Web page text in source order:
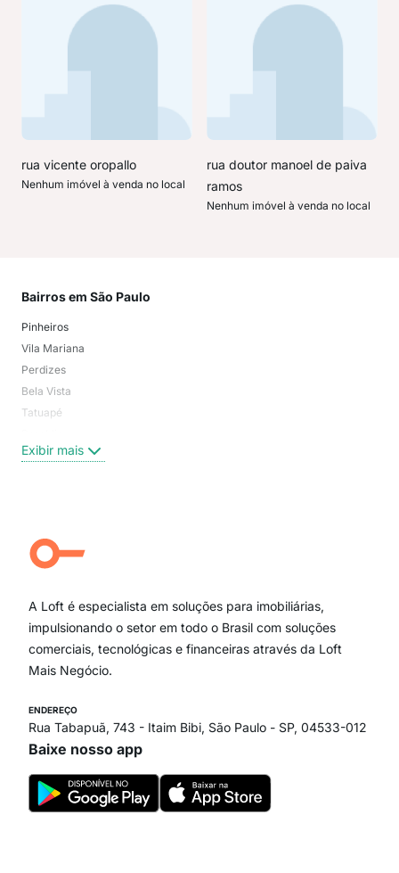
rua vicente oropallo
Nenhum imóvel à venda no local
rua doutor manoel de paiva
ramos
Nenhum imóvel à venda no local
Bairros em São Paulo
Pinheiros
Vila Mariana
Perdizes
Bela Vista
Tatuapé
Centro
Campo Belo
Ipiranga
Paraíso
Itaim Bibi
Exibir mais
A Loft é especialista em soluções para imobiliárias,
impulsionando o setor em todo o Brasil com soluções
comerciais, tecnológicas e financeiras através da Loft
Mais Negócio.
ENDEREÇO
Rua Tabapuã, 743 - Itaim Bibi, São Paulo - SP, 04533-012
Baixe nosso app